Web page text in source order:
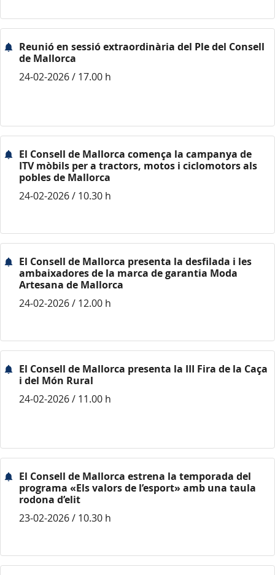
Reunió en sessió extraordinària del Ple del Consell
de Mallorca
24-02-2026 / 17.00 h
El Consell de Mallorca comença la campanya de
ITV mòbils per a tractors, motos i ciclomotors als
pobles de Mallorca
24-02-2026 / 10.30 h
El Consell de Mallorca presenta la desfilada i les
ambaixadores de la marca de garantia Moda
Artesana de Mallorca
24-02-2026 / 12.00 h
El Consell de Mallorca presenta la III Fira de la Caça
i del Món Rural
24-02-2026 / 11.00 h
El Consell de Mallorca estrena la temporada del
programa «Els valors de l’esport» amb una taula
rodona d’elit
23-02-2026 / 10.30 h